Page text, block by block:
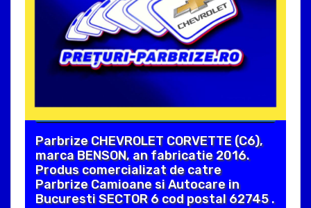
Parbrize CHEVROLET CORVETTE (C6),
marca BENSON, an fabricatie 2016.
Produs comercializat de catre
Parbrize Camioane si Autocare in
Bucuresti SECTOR 6 cod postal 62745 .